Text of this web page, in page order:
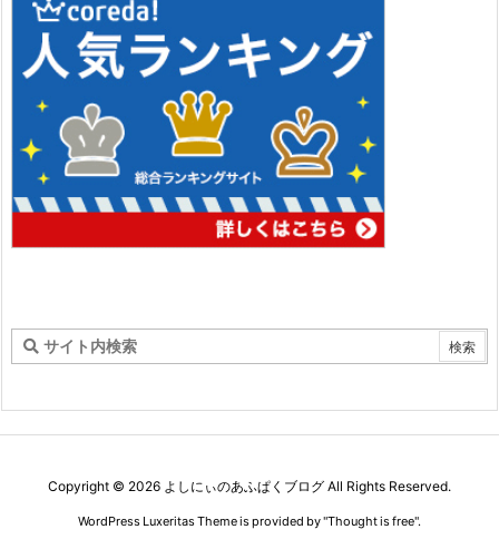
Copyright © 2026 よしにぃのあふぱくブログ All Rights Reserved.
WordPress Luxeritas Theme is provided by "Thought is free".